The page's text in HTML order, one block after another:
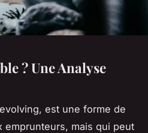
? Une Analyse
est une forme de
mais qui peut